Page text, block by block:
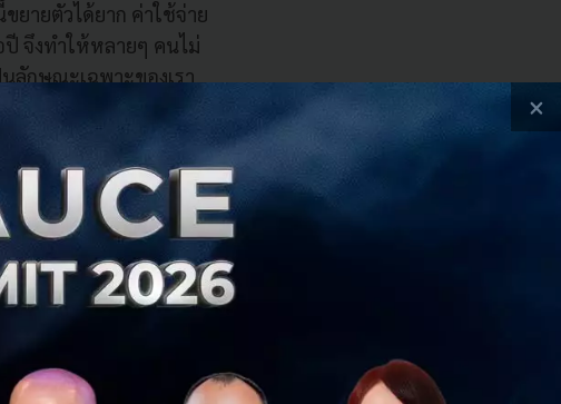
ยายตัวได้ยาก ค่าใช้จ่าย
จึงทำให้หลายๆ คนไม่
ลักษณะเฉพาะของเรา
อาทิเช่น filters (กรุ๊ป
ารบ่งบอกถึงรสนิยม ความ
จะมีราคาตั้งแต่ระดับ
บนมือถือซึ่งเป็นที่มาของ
าแบบทั่วๆ ไป, แบบ
×